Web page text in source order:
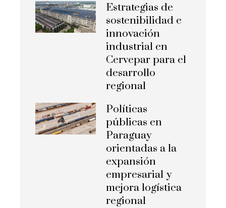
Estrategias de
sostenibilidad e
innovación
industrial en
Cervepar para el
desarrollo
regional
Políticas
públicas en
Paraguay
orientadas a la
expansión
empresarial y
mejora logística
regional